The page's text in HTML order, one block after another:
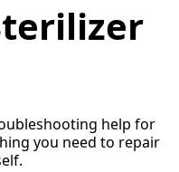
help for
you need to repair